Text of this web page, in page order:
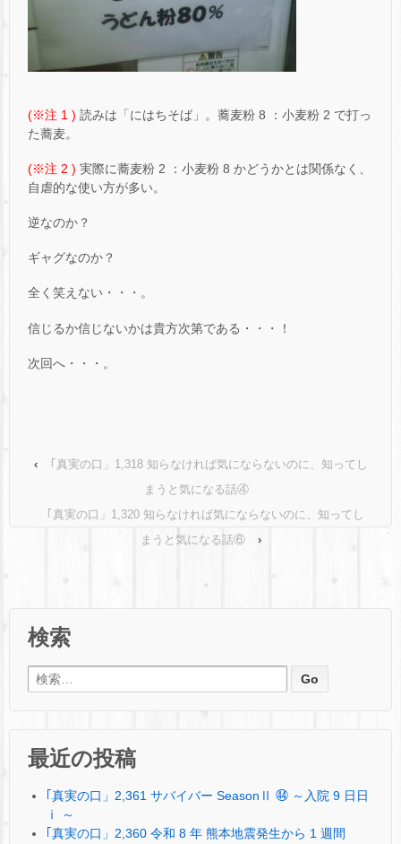
(※注 1 ) 読みは「にはちそば」。蕎麦粉 8 ：小麦粉 2 で打っ
た蕎麦。
(※注 2 ) 実際に蕎麦粉 2 ：小麦粉 8 かどうかとは関係なく、
自虐的な使い方が多い。
逆なのか？
ギャグなのか？
全く笑えない・・・。
信じるか信じないかは貴方次第である・・・！
次回へ・・・。
‹
｢真実の口」1,318 知らなければ気にならないのに、知ってし
まうと気になる話④
｢真実の口」1,320 知らなければ気にならないのに、知ってし
まうと気になる話⑥
›
検索
検索:
最近の投稿
｢真実の口」2,361 サバイバー SeasonⅡ ㊹ ～入院 9 日日
ⅰ ～
｢真実の口」2,360 令和 8 年 熊本地震発生から 1 週間